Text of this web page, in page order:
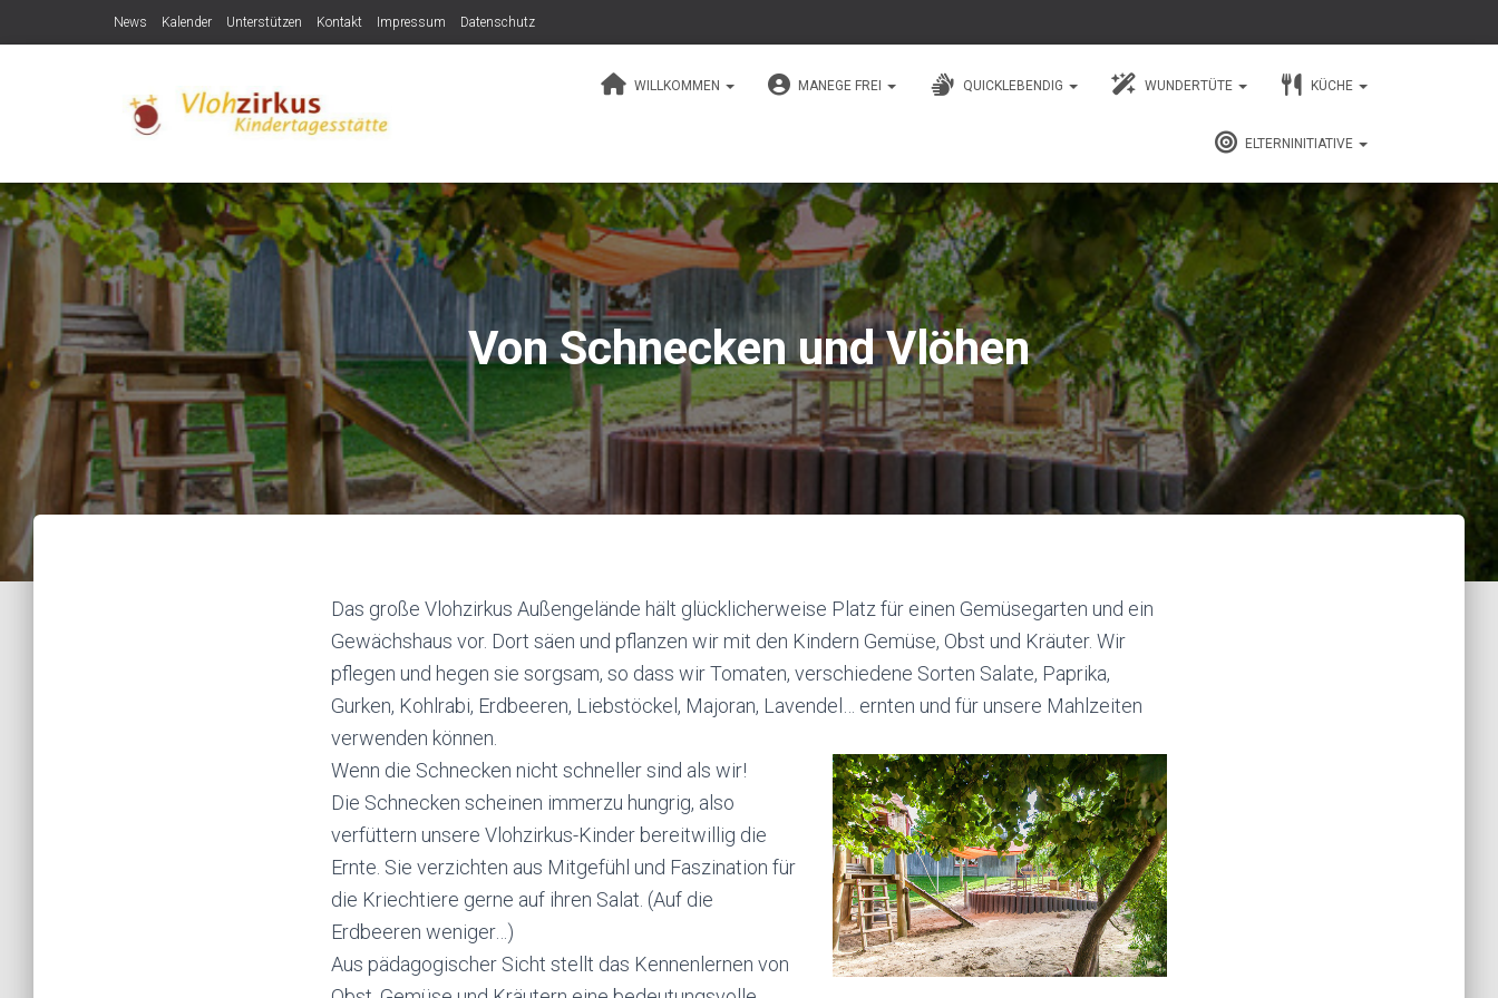
News Kalender Unterstützen Kontakt Impressum Datenschutz
WILLKOMMEN MANEGE FREI QUICKLEBENDIG WUNDERTÜTE KÜCHE
ELTERNINITIATIVE
Von Schnecken und Vlöhen
Das große Vlohzirkus Außengelände hält glücklicherweise Platz für einen Gemüsegarten und ein
Gewächshaus vor. Dort säen und pflanzen wir mit den Kindern Gemüse, Obst und Kräuter. Wir
pflegen und hegen sie sorgsam, so dass wir Tomaten, verschiedene Sorten Salate, Paprika,
Gurken, Kohlrabi, Erdbeeren, Liebstöckel, Majoran, Lavendel… ernten und für unsere Mahlzeiten
verwenden können.
Wenn die Schnecken nicht schneller sind als wir!
Die Schnecken scheinen immerzu hungrig, also
verfüttern unsere Vlohzirkus-Kinder bereitwillig die
Ernte. Sie verzichten aus Mitgefühl und Faszination für
die Kriechtiere gerne auf ihren Salat. (Auf die
Erdbeeren weniger…)
Aus pädagogischer Sicht stellt das Kennenlernen von